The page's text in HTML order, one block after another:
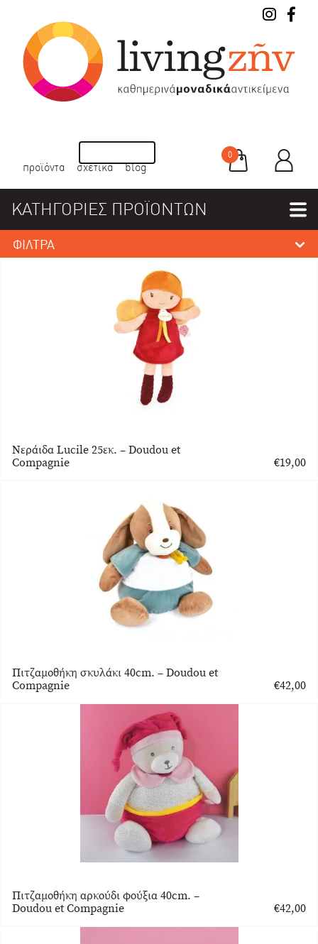
προϊόντα σχετικά blog
0
ΚΑΤΗΓΟΡΙΕΣ ΠΡΟΪΟΝΤΩΝ
ΦΙΛΤΡΑ
Νεράιδα Lucile 25εκ. – Doudou et
Compagnie
€19,00
Πιτζαμοθήκη σκυλάκι 40cm. – Doudou et
Compagnie
€42,00
Πιτζαμοθήκη αρκούδι φούξια 40cm. –
Doudou et Compagnie
€42,00